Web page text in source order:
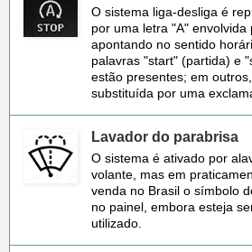
O sistema liga-desliga é
por uma letra "A" envolvida
apontando no sentido
palavras "start" (partida) e
estão presentes; em
substituída por uma
Lavador do parabrisa
O sistema é ativado por
volante, mas em
venda no Brasil o símbolo
no painel, embora esteja
utilizado.